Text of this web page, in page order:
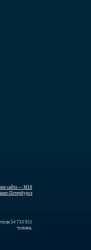
сайта — М18
Петербурга
54 733 951
человек.